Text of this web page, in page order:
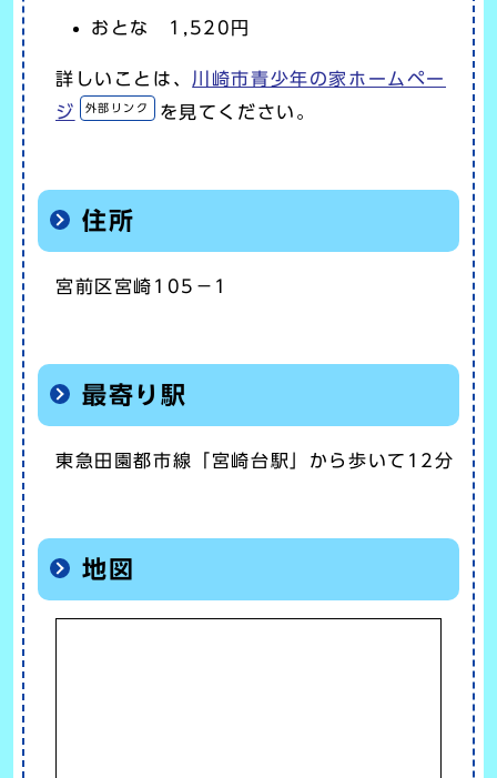
おとな 1,520円
詳しいことは、 川崎市青少年の家ホームペー
ジ
外部リンク を見てください。
住所
宮前区宮崎105－1
最寄り駅
東急田園都市線「宮崎台駅」から歩いて12分
地図